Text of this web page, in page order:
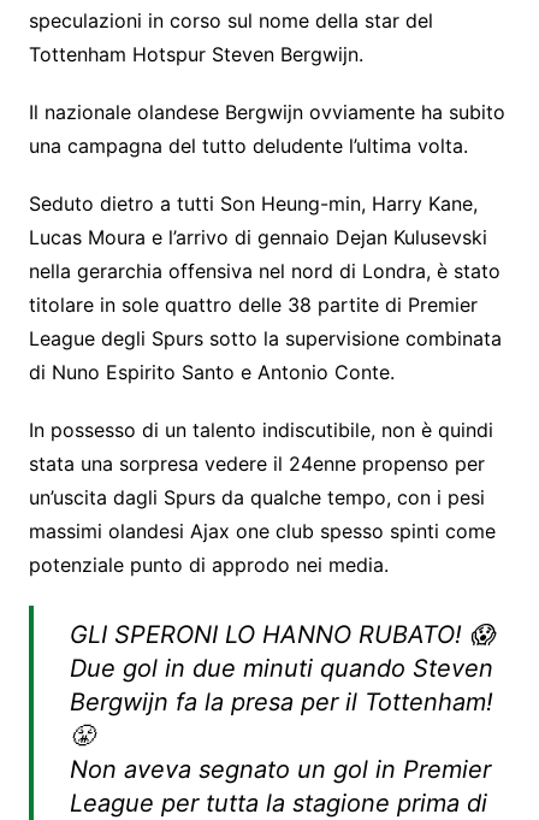
speculazioni in corso sul nome della star del
Tottenham Hotspur Steven Bergwijn.
Il nazionale olandese Bergwijn ovviamente ha subito
una campagna del tutto deludente l’ultima volta.
Seduto dietro a tutti Son Heung-min, Harry Kane,
Lucas Moura e l’arrivo di gennaio Dejan Kulusevski
nella gerarchia offensiva nel nord di Londra, è stato
titolare in sole quattro delle 38 partite di Premier
League degli Spurs sotto la supervisione combinata
di Nuno Espirito Santo e Antonio Conte.
In possesso di un talento indiscutibile, non è quindi
stata una sorpresa vedere il 24enne propenso per
un’uscita dagli Spurs da qualche tempo, con i pesi
massimi olandesi Ajax one club spesso spinti come
potenziale punto di approdo nei media.
GLI SPERONI LO HANNO RUBATO! 😱
Due gol in due minuti quando Steven
Bergwijn fa la presa per il Tottenham!
😤
Non aveva segnato un gol in Premier
League per tutta la stagione prima di